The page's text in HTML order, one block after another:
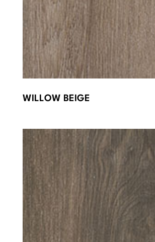
WILLOW BEIGE